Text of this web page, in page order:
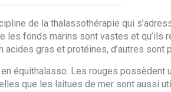
de la thalassothérapie qui
les fonds marins sont vastes et
acides gras et protéines, d’autres
équithalasso. Les rouges
que les laitues de mer sont aussi